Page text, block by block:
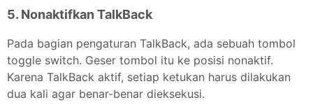
5. Nonaktifkan TalkBack
Pada bagian pengaturan TalkBack, ada sebuah tombol
toggle switch. Geser tombol itu ke posisi nonaktif.
Karena TalkBack aktif, setiap ketukan harus dilakukan
dua kali agar benar-benar dieksekusi.